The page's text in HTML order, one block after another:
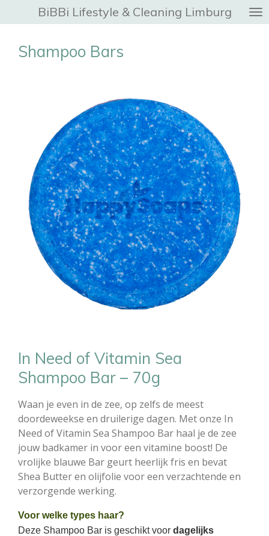
direct
BiBBi Lifestyle & Cleaning Limburg
Shampoo Bars
In Need of Vitamin Sea
Shampoo Bar – 70g
Waan je even in de zee, op zelfs de meest
doordeweekse en druilerige dagen. Met onze In
Need of Vitamin Sea Shampoo Bar haal je de zee
jouw badkamer in voor een vitamine boost! De
vrolijke blauwe Bar geurt heerlijk fris en bevat
Shea Butter en olijfolie voor een verzachtende en
verzorgende werking.
Voor welke types haar?
Deze Shampoo Bar is geschikt voor dagelijks